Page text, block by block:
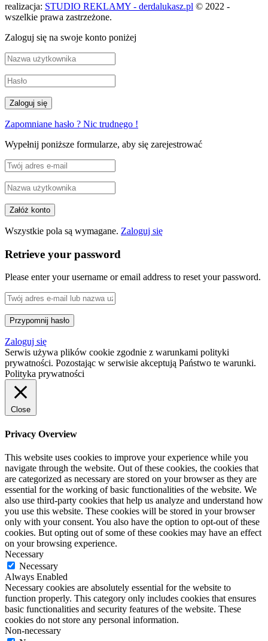
realizacja: STUDIO REKLAMY - derdalukasz.pl © 2022 -
wszelkie prawa zastrzeżone.
Zaloguj się na swoje konto poniżej
Zapomniane hasło ? Nic trudnego !
Wypełnij poniższe formularze, aby się zarejestrować
Wszystkie pola są wymagane. Zaloguj się
Retrieve your password
Please enter your username or email address to reset your password.
Zaloguj się
Serwis używa plików cookie zgodnie z warunkami polityki
prywatności. Pozostając w serwisie akceptują Państwo te warunki.
Polityka prywatności
Close
Privacy Overview
This website uses cookies to improve your experience while you
navigate through the website. Out of these cookies, the cookies that
are categorized as necessary are stored on your browser as they are
essential for the working of basic functionalities of the website. We
also use third-party cookies that help us analyze and understand how
you use this website. These cookies will be stored in your browser
only with your consent. You also have the option to opt-out of these
cookies. But opting out of some of these cookies may have an effect
on your browsing experience.
Necessary
Necessary
Always Enabled
Necessary cookies are absolutely essential for the website to
function properly. This category only includes cookies that ensures
basic functionalities and security features of the website. These
cookies do not store any personal information.
Non-necessary